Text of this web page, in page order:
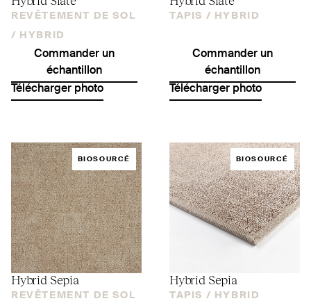
REVÊTEMENT DE SOL
/
HYBRID
Commander un
échantillon
Télécharger photo
TAPIS / HYBRID
Commander un
échantillon
Télécharger photo
BIOSOURCÉ
Hybrid Sepia
REVÊTEMENT DE SOL
BIOSOURCÉ
Hybrid Sepia
TAPIS / HYBRID